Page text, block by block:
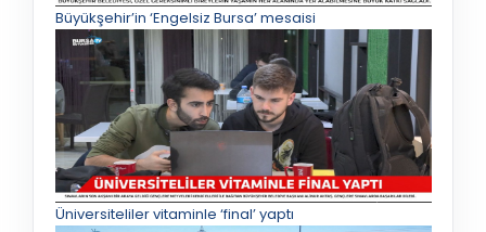
Büyükşehir’in ‘Engelsiz Bursa’ mesaisi
Üniversiteliler vitaminle ‘final’ yaptı